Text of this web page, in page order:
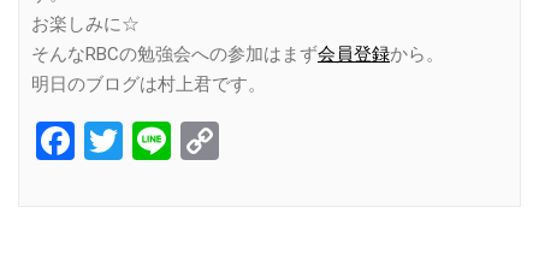
お楽しみに☆
そんなRBCの勉強会への参加はまず会員登録から。
明日のブログは村上君です。
Facebook
Twitter
Line